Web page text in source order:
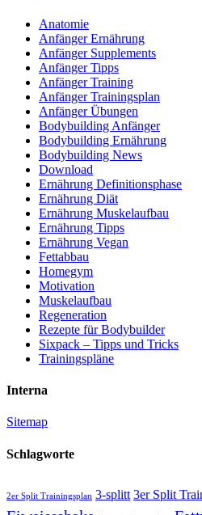
Anatomie
Anfänger Ernährung
Anfänger Supplements
Anfänger Tipps
Anfänger Training
Anfänger Trainingsplan
Anfänger Übungen
Bodybuilding Anfänger
Bodybuilding Ernährung
Bodybuilding News
Download
Ernährung Definitionsphase
Ernährung Diät
Ernährung Muskelaufbau
Ernährung Tipps
Ernährung Vegan
Fettabbau
Homegym
Motivation
Muskelaufbau
Regeneration
Rezepte für Bodybuilder
Sixpack – Tipps und Tricks
Trainingspläne
Interna
Sitemap
Schlagworte
2er Split Trainingsplan 3-splitt 3er Split